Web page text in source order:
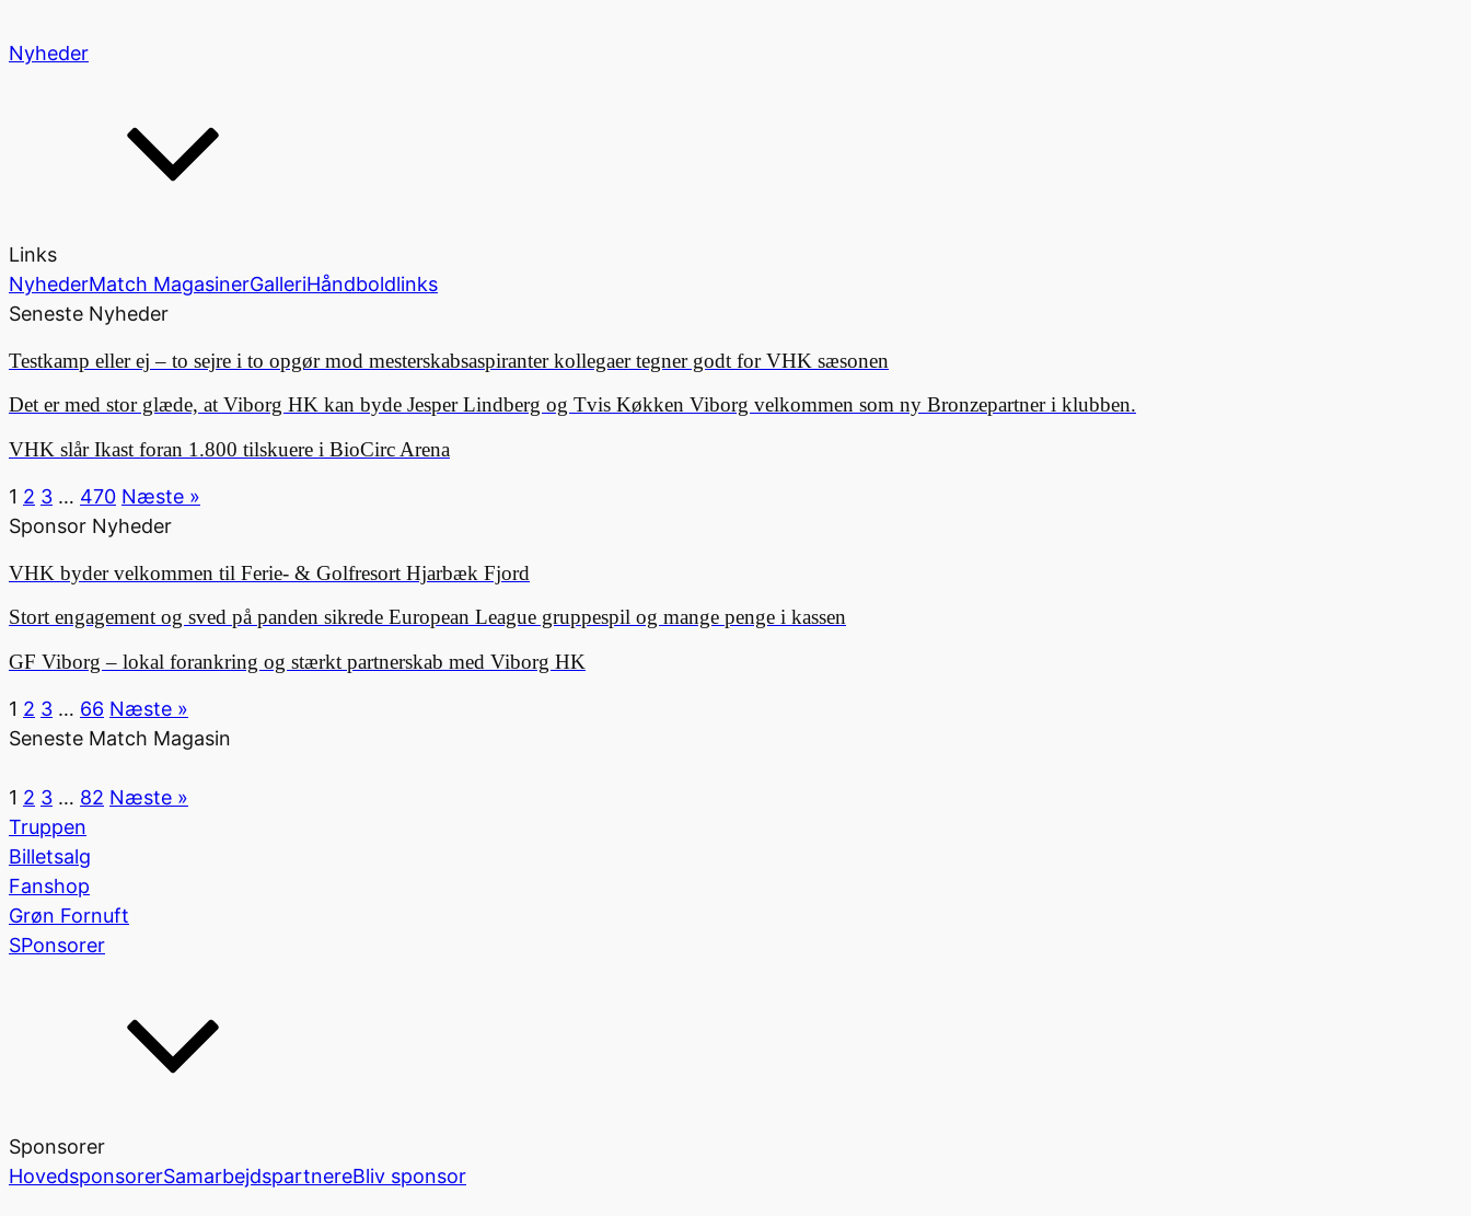
Nyheder
Links
NyhederMatch MagasinerGalleriHåndboldlinks
Seneste Nyheder
Testkamp eller ej – to sejre i to opgør mod mesterskabsaspiranter kollegaer tegner godt for VHK sæsonen
Det er med stor glæde, at Viborg HK kan byde Jesper Lindberg og Tvis Køkken Viborg velkommen som ny Bronzepartner i klubben.
VHK slår Ikast foran 1.800 tilskuere i BioCirc Arena
1 2 3 … 470 Næste »
Sponsor Nyheder
VHK byder velkommen til Ferie- & Golfresort Hjarbæk Fjord
Stort engagement og sved på panden sikrede European League gruppespil og mange penge i kassen
GF Viborg – lokal forankring og stærkt partnerskab med Viborg HK
1 2 3 … 66 Næste »
Seneste Match Magasin
1 2 3 … 82 Næste »
Truppen
Billetsalg
Fanshop
Grøn Fornuft
SPonsorer
Sponsorer
HovedsponsorerSamarbejdspartnereBliv sponsor